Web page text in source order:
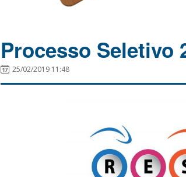
Processo Seletivo
25/02/2019 11:48